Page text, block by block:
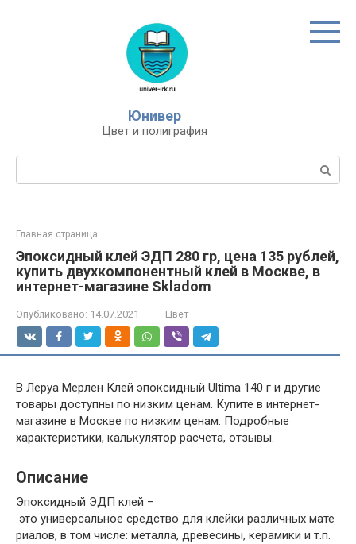
Юнивер
Цвет и полиграфия
Главная страница
Эпоксидный клей ЭДП 280 гр, цена 135 рублей,
купить двухкомпонентный клей в Москве, в
интернет-магазине Skladom
Опубликовано: 14.07.2021 Цвет
В Леруа Мерлен Клей эпоксидный Ultima 140 г и другие
товары доступны по низким ценам. Купите в интернет-
магазине в Москве по низким ценам. Подробные
характеристики, калькулятор расчета, отзывы.
Описание
Эпоксидный ЭДП клей –
это универсальное средство для клейки различных мате
риалов, в том числе: металла, древесины, керамики и т.п.